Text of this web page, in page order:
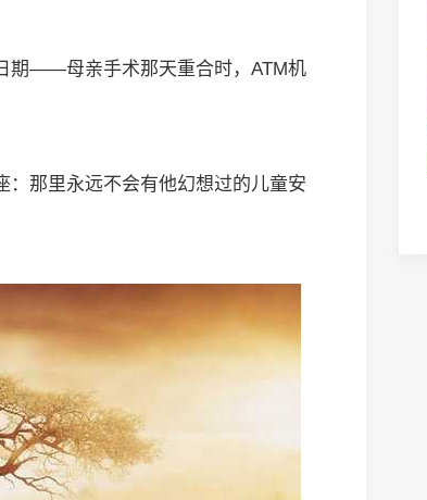
期——母亲手术那天重合时，ATM机
那里永远不会有他幻想过的儿童安